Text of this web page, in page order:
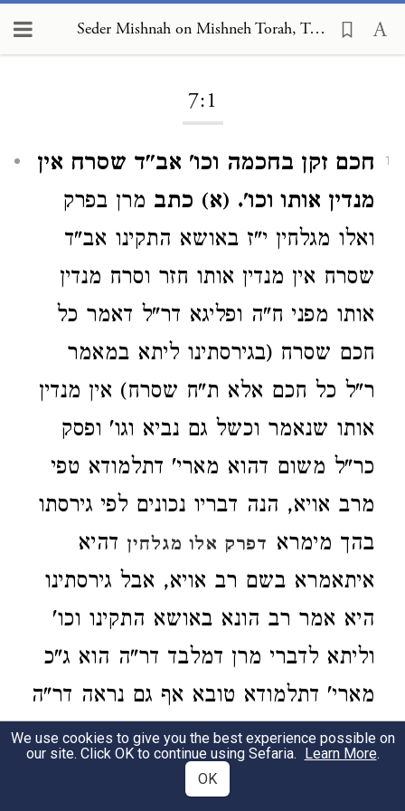
Seder Mishnah on Mishneh Torah, Torah Study 7:1
7:1
1
חכם זקן בחכמה וכו' אב"ד שסרח אין
מנדין אותו וכו'. (א) כתב מרן בפרק
ואלו מגלחין י"ז באושא התקינו אב"ד
שסרח אין מנדין אותו חזר וסרח מנדין
אותו מפני ח"ה ופליגא דר"ל דאמר כל
חכם שסרח (בגירסתינו ליתא במאמר
ר"ל כל חכם אלא ת"ח שסרח) אין מנדין
אותו שנאמר וכשל גם נביא וגו' ופסק
כר"ל משום דהוא מארי' דתלמודא טפי
מרב אויא, הנה דבריו נכונים לפי גירסתו
בהך מימרא דפרק אלו מגלחין דהיא
איתאמרא בשם רב אויא, אבל גירסתינו
היא אמר רב הונא באושא התקינו וכו'
וליתא לדברי מרן דמלבד דר"ה הוא ג"כ
מארי' דתלמודא טובא אף גם נראה דר"ה
הי' גדול טפי מר"ל, דהנההתו' בגיטין י"א
ר"ה וכו' כתבו דר"ה הי' גדול
We use cookies to give you the best experience possible on
our site. Click OK to continue using Sefaria. Learn More.
OK